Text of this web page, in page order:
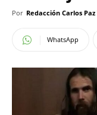
Por Redacción Carlos Paz
WhatsApp